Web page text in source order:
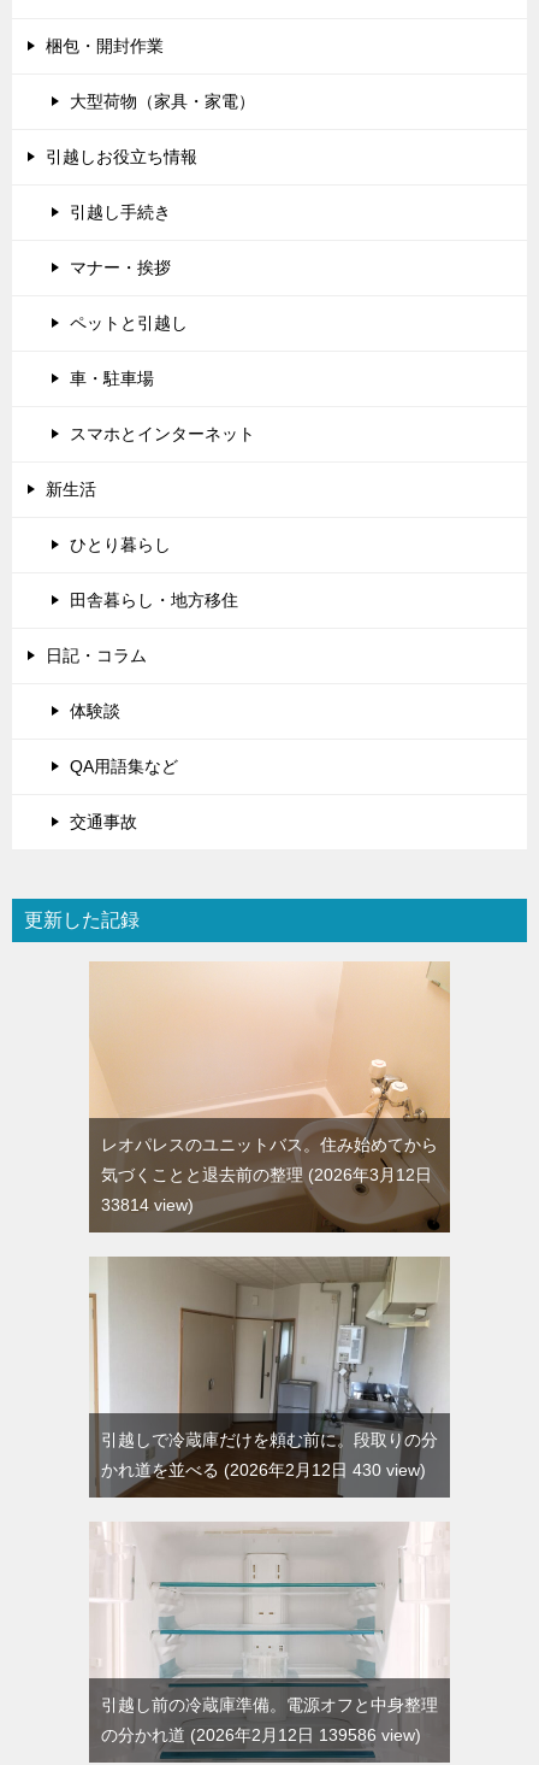
梱包・開封作業
大型荷物（家具・家電）
引越しお役立ち情報
引越し手続き
マナー・挨拶
ペットと引越し
車・駐車場
スマホとインターネット
新生活
ひとり暮らし
田舎暮らし・地方移住
日記・コラム
体験談
QA用語集など
交通事故
更新した記録
レオパレスのユニットバス。住み始めてから
気づくことと退去前の整理
2026年3月12日
33814 view
引越しで冷蔵庫だけを頼む前に。段取りの分
かれ道を並べる
2026年2月12日 430 view
引越し前の冷蔵庫準備。電源オフと中身整理
の分かれ道
2026年2月12日 139586 view